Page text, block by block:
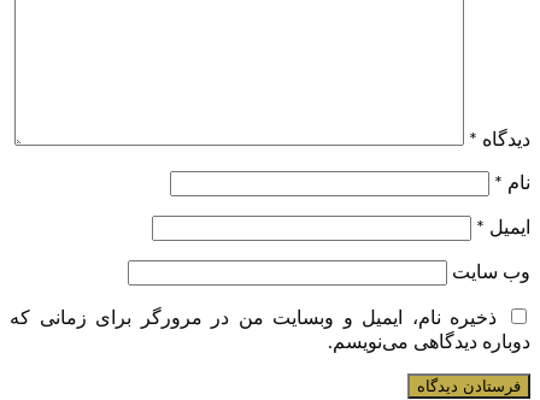
دیدگاه *
نام *
ایمیل *
وب‌ سایت
ذخیره نام، ایمیل و وبسایت من در مرورگر برای زمانی که
دوباره دیدگاهی می‌نویسم.